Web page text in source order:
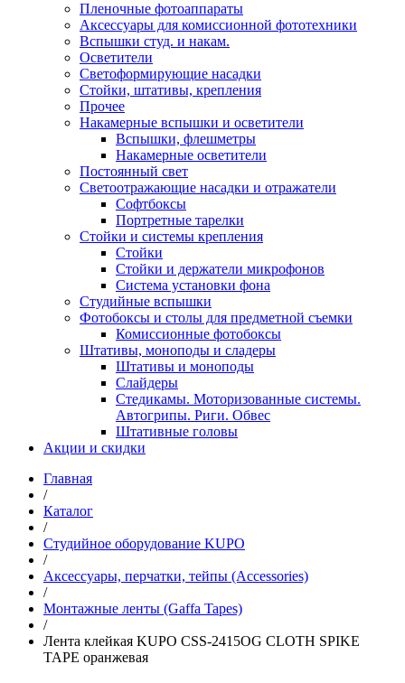
Пленочные фотоаппараты
Аксессуары для комиссионной фототехники
Вспышки студ. и накам.
Осветители
Светоформирующие насадки
Стойки, штативы, крепления
Прочее
Накамерные вспышки и осветители
Вспышки, флешметры
Накамерные осветители
Постоянный свет
Светоотражающие насадки и отражатели
Софтбоксы
Портретные тарелки
Стойки и системы крепления
Стойки
Стойки и держатели микрофонов
Система установки фона
Студийные вспышки
Фотобоксы и столы для предметной съемки
Комиссионные фотобоксы
Штативы, моноподы и сладеры
Штативы и моноподы
Слайдеры
Стедикамы. Моторизованные системы.
Автогрипы. Риги. Обвес
Штативные головы
Акции и скидки
Главная
/
Каталог
/
Студийное оборудование KUPO
/
Аксессуары, перчатки, тейпы (Accessories)
/
Монтажные ленты (Gaffa Tapes)
/
Лента клейкая KUPO CSS-2415OG CLOTH SPIKE
TAPE оранжевая